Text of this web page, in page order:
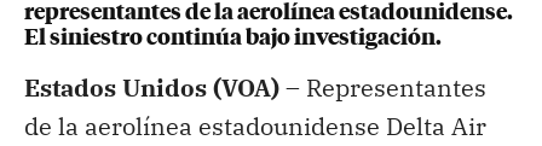
representantes de la aerolínea estadounidense.
El siniestro continúa bajo investigación.
Estados Unidos (VOA) – Representantes
de la aerolínea estadounidense Delta Air